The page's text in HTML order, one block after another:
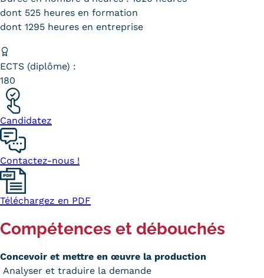
Lexique
Qualiopi
Règlement intérieur
Modalités de financement
dont 525 heures en formation
dont 1295 heures en entreprise
ECTS (diplôme) :
180
Candidatez
Contactez-nous !
Téléchargez en PDF
Compétences et débouchés
Concevoir et mettre en œuvre la production
Analyser et traduire la demande